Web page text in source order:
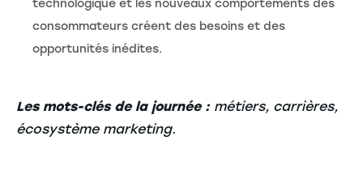
technologique et les nouveaux comportements des
consommateurs créent des besoins et des
opportunités inédites.
Les mots-clés de la journée : métiers, carrières,
écosystème marketing.